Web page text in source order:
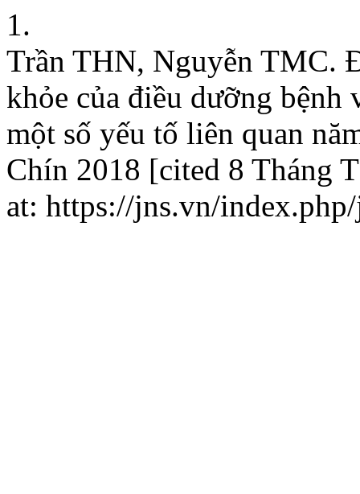
1.
Trần THN, Nguyễn TMC.
khỏe của điều dưỡng
một số yếu tố liên quan
Chín 2018 [cited 8 Tháng
at: https://jns.vn/